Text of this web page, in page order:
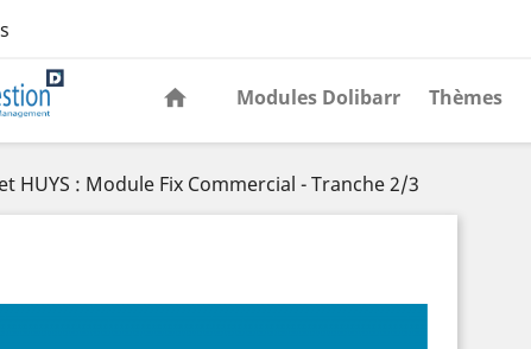
Modules Dolibarr Thèmes
HUYS : Module Fix Commercial - Tranche 2/3